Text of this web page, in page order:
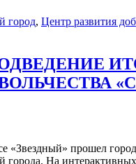
город, Центр развития
«Звездный» прошел
На